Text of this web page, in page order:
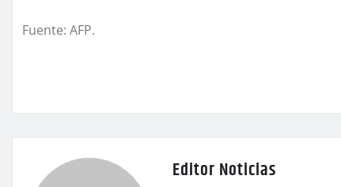
Fuente: AFP.
Editor Noticias